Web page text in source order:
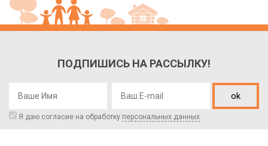
ПОДПИШИСЬ НА РАССЫЛКУ!
ok
Я даю согласие на обработку персональных данных